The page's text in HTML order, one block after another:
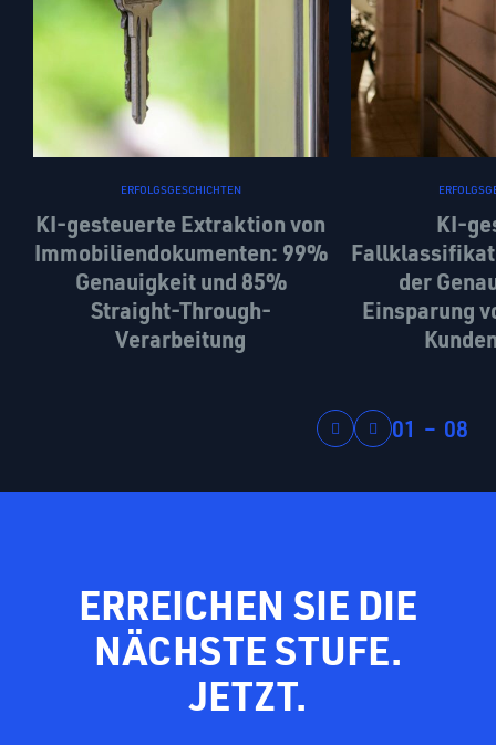
ERFOLGSGESCHICHTEN
KI-gesteuerte Extraktion von
Immobiliendokumenten: 99%
Genauigkeit und 85%
Straight-Through-
Verarbeitung
KI-
der
Einsparung
01 – 08
ERREICHEN SIE DIE
NÄCHSTE STUFE.
JETZT.